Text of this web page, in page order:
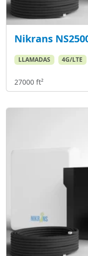
Nikrans
LLAMADAS 4G/LTE
27000 ft²